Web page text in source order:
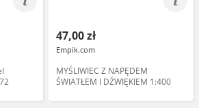
47,00 zł
Empik.com
MYŚLIWIEC Z NAPĘDEM
ŚWIATŁEM I DŹWIĘKIEM 1:400